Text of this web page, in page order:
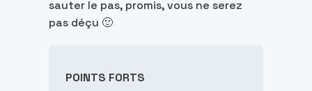
sauter le pas, promis, vous ne serez
pas déçu 🙂
POINTS FORTS